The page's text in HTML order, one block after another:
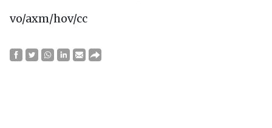
vo/axm/hov/cc